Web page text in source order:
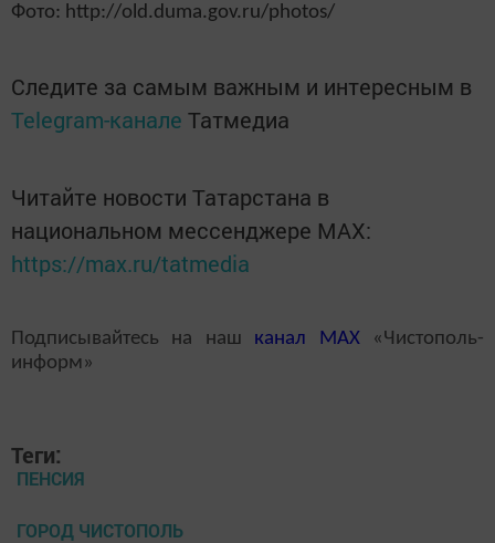
Фото: http://old.duma.gov.ru/photos/
Следите за самым важным и интересным в
Telegram-канале Татмедиа
Читайте новости Татарстана в
национальном мессенджере MАХ:
https://max.ru/tatmedia
Подписывайтесь на наш канал MAX«Чистополь-
информ»
Теги:
ПЕНСИЯ
ГОРОД ЧИСТОПОЛЬ